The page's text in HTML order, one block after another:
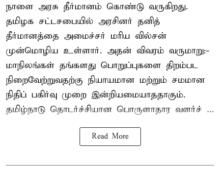
நாளை அரசு தீர்மானம் கொண்டு வருகிறது.
தமிழக சட்டசபையில் அரசினர் தனித்
தீர்மானத்தை அமைச்சர் மரிய வில்சன்
முன்மொழிய உள்ளார். அதன் விவரம் வருமாறு:-
மாநிலங்கள் தங்களது பொறுப்புகளை திறம்பட
நிறைவேற்றுவதற்கு நியாயமான மற்றும் சமமான
நிதிப் பகிர்வு முறை இன்றியமையாததாகும்.
தமிழ்நாடு தொடர்ச்சியான பொருளாதார வளர்ச் ...
Read More